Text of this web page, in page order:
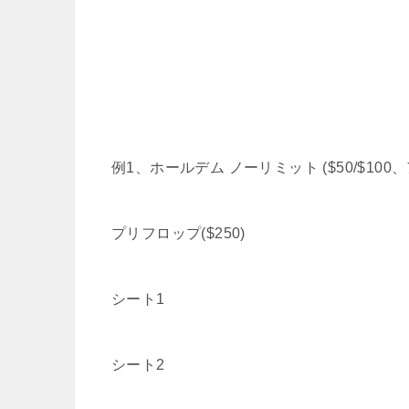
例1、ホールデム ノーリミット ($50/$100
プリフロップ($250)
シート1
シート2